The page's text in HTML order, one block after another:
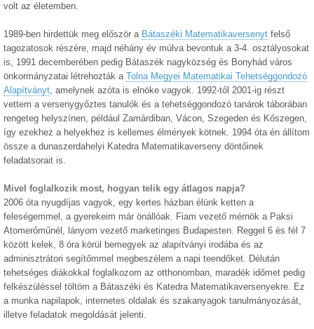
volt az életemben.
1989-ben hirdettük meg először a Bátaszéki Matematikaversenyt felső
tagozatosok részére, majd néhány év múlva bevontuk a 3-4. osztályosokat
is, 1991 decemberében pedig Bátaszék nagyközség és Bonyhád város
önkormányzatai létrehozták a Tolna Megyei Matematikai Tehetséggondozó
Alapítványt, amelynek azóta is elnöke vagyok. 1992-től 2001-ig részt
vettem a versenygyőztes tanulók és a tehetséggondozó tanárok táborában
rengeteg helyszínen, például Zamárdiban, Vácon, Szegeden és Kőszegen,
így ezekhez a helyekhez is kellemes élmények kötnek. 1994 óta én állítom
össze a dunaszerdahelyi Katedra Matematikaverseny döntőinek
feladatsorait is.
Mivel foglalkozik most, hogyan telik egy átlagos napja?
2006 óta nyugdíjas vagyok, egy kertes házban élünk ketten a
feleségemmel, a gyerekeim már önállóak. Fiam vezető mérnök a Paksi
Atomerőműnél, lányom vezető marketinges Budapesten. Reggel 6 és fél 7
között kelek, 8 óra körül bemegyek az alapítványi irodába és az
adminisztrátori segítőmmel megbeszélem a napi teendőket. Délután
tehetséges diákokkal foglalkozom az otthonomban, maradék időmet pedig
felkészüléssel töltöm a Bátaszéki és Katedra Matematikaversenyekre. Ez
a munka napilapok, internetes oldalak és szakanyagok tanulmányozását,
illetve feladatok megoldását jelenti.